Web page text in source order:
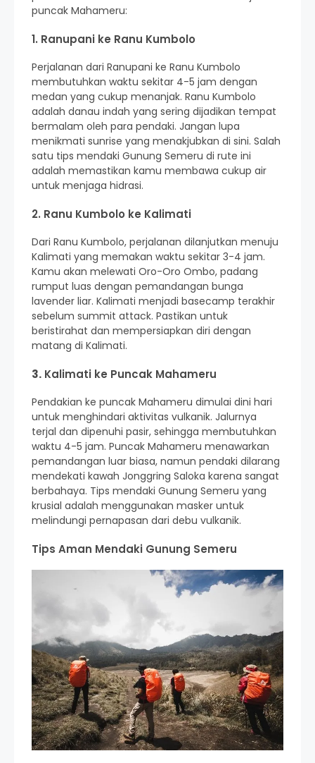
puncak Mahameru:
1. Ranupani ke Ranu Kumbolo
Perjalanan dari Ranupani ke Ranu Kumbolo
membutuhkan waktu sekitar 4-5 jam dengan
medan yang cukup menanjak. Ranu Kumbolo
adalah danau indah yang sering dijadikan tempat
bermalam oleh para pendaki. Jangan lupa
menikmati sunrise yang menakjubkan di sini. Salah
satu tips mendaki Gunung Semeru di rute ini
adalah memastikan kamu membawa cukup air
untuk menjaga hidrasi.
2. Ranu Kumbolo ke Kalimati
Dari Ranu Kumbolo, perjalanan dilanjutkan menuju
Kalimati yang memakan waktu sekitar 3-4 jam.
Kamu akan melewati Oro-Oro Ombo, padang
rumput luas dengan pemandangan bunga
lavender liar. Kalimati menjadi basecamp terakhir
sebelum summit attack. Pastikan untuk
beristirahat dan mempersiapkan diri dengan
matang di Kalimati.
3. Kalimati ke Puncak Mahameru
Pendakian ke puncak Mahameru dimulai dini hari
untuk menghindari aktivitas vulkanik. Jalurnya
terjal dan dipenuhi pasir, sehingga membutuhkan
waktu 4-5 jam. Puncak Mahameru menawarkan
pemandangan luar biasa, namun pendaki dilarang
mendekati kawah Jonggring Saloka karena sangat
berbahaya. Tips mendaki Gunung Semeru yang
krusial adalah menggunakan masker untuk
melindungi pernapasan dari debu vulkanik.
Tips Aman Mendaki Gunung Semeru